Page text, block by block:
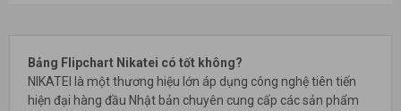
Bảng Flipchart Nikatei có tốt không?
NIKATEI là một thương hiệu lớn áp dụng công nghệ tiên tiến
hiện đại hàng đầu Nhật bản chuyên cung cấp các sản phẩm